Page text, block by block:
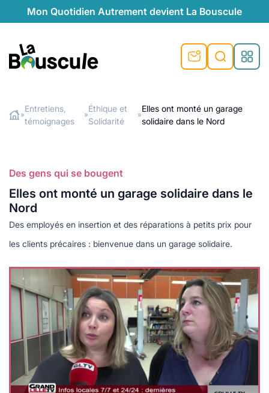
Mon Quotidien Autrement devient La Bouscule
Rechercher
»
Entretiens,
témoignages
»
Éthique et
Solidarité
»
Elles ont monté un garage
solidaire dans le Nord
Des gens qui se bougent
Elles ont monté un garage solidaire dans le
Nord
Des employés en insertion et des réparations à petits prix pour
les clients précaires : bienvenue dans un garage solidaire.